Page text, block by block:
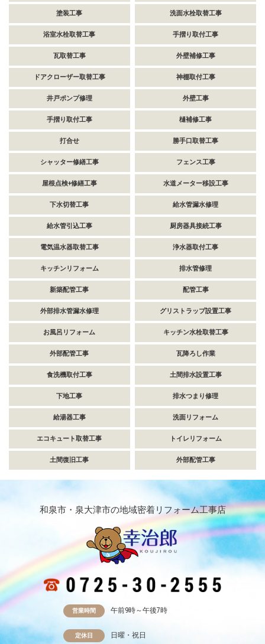
塗装工事 洗面水栓取替工事
浴室水栓取替工事 手摺り取付工事
瓦取替工事 外壁補修工事
ドアクローザー取替工事 神棚取付工事
井戸ポンプ修理 外壁工事
手摺り取付工事 樋補修工事
打合せ 勝手口取替工事
シャッター修繕工事 フェンス工事
屋根点検+修繕工事 水道メーター移設工事
下水切替工事 給水管漏水修理
給水管引込工事 厨房器具接続工事
電気温水器取替工事 浄水器取付工事
キッチンリフォーム 排水管修理
新築配管工事 配管工事
外部排水管漏水修理 グリストラップ設置工事
お風呂リフォーム キッチン水栓取替工事
外部配管工事 瓦降ろし作業
食洗機取付工事 土間排水設置工事
下地工事 排水つまり修理
給湯器工事 洗面リフォーム
エコキュート取替工事 トイレリフォーム
土間復旧工事 外部配管工事
和泉市・泉大津市の地域密着リフォーム工事店
営業時間 午前9時～午後7時
定休日 日曜・祝日